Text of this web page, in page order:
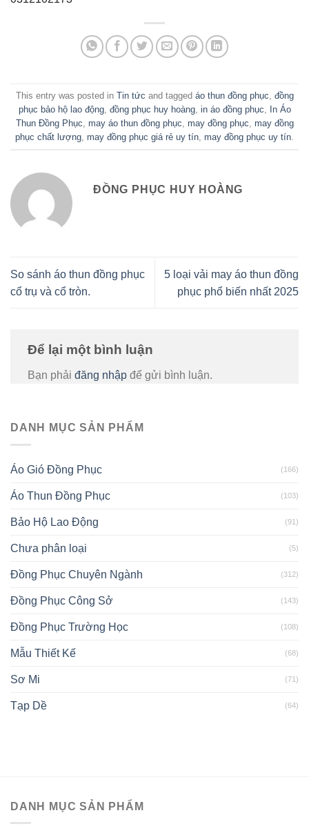
This entry was posted in Tin tức and tagged áo thun đồng phục đồng
phục bảo hộ lao động, đồng phục huy hoàng, in áo đồng phục
In Áo
Thun Đồng Phục may áo thun đồng phục may đồng phục may đồng
phục chất lượng may đồng phục giá rẻ uy tín may đồng phục uy tín
ĐỒNG PHỤC HUY HOÀNG
So sánh áo thun đồng phục
cổ trụ và cổ tròn.
5 loại vải may áo thun đồng
phục phổ biến nhất 2025
Để lại một bình luận
Bạn phải đăng nhập để gửi bình luận.
DANH MỤC SẢN PHẨM
Áo Gió Đồng Phục (166)
Áo Thun Đồng Phục (103)
Bảo Hộ Lao Động (91)
Chưa phân loại (5)
Đồng Phục Chuyên Ngành (312)
Đồng Phục Công Sở (143)
Đồng Phục Trường Học (108)
Mẫu Thiết Kế (68)
Sơ Mi (71)
Tạp Dề (64)
DANH MỤC SẢN PHẨM